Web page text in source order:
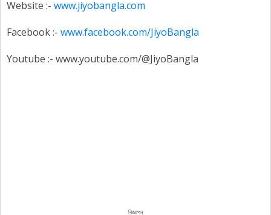
Website :- www.jiyobangla.com
Facebook :- www.facebook.com/JiyoBangla
Youtube :- www.youtube.com/@JiyoBangla
বিজ্ঞাপন